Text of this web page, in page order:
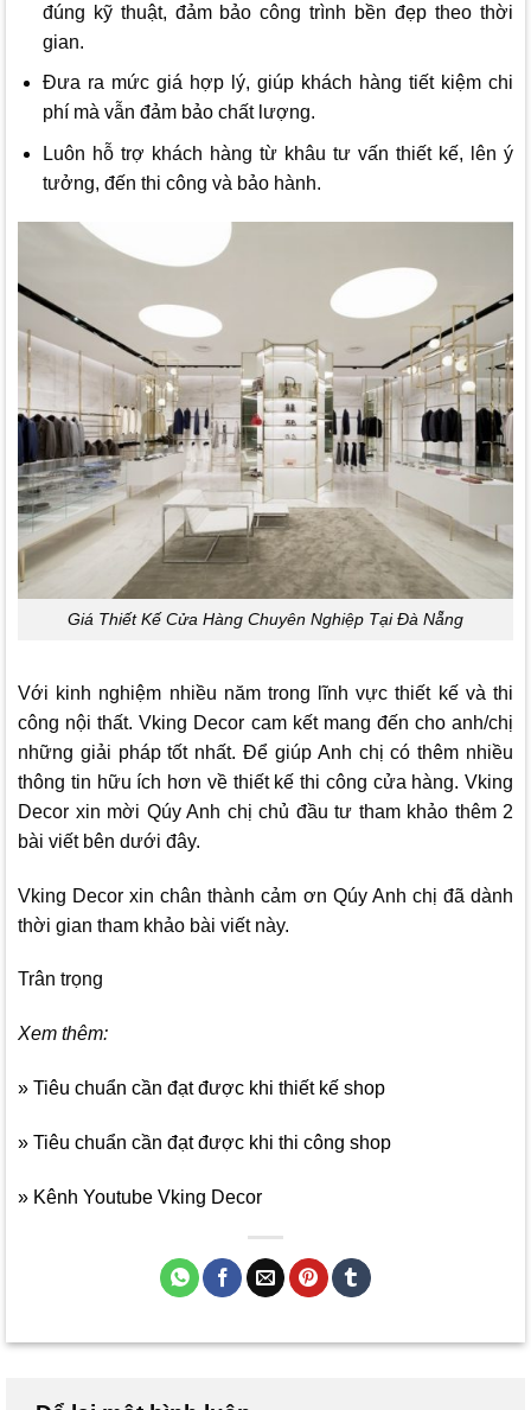
đúng kỹ thuật, đảm bảo công trình bền đẹp theo thời
gian.
Đưa ra mức giá hợp lý, giúp khách hàng tiết kiệm chi
phí mà vẫn đảm bảo chất lượng.
Luôn hỗ trợ khách hàng từ khâu tư vấn thiết kế, lên ý
tưởng, đến thi công và bảo hành.
Giá Thiết Kế Cửa Hàng Chuyên Nghiệp Tại Đà Nẵng
Với kinh nghiệm nhiều năm trong lĩnh vực thiết kế và thi
công nội thất.Vking Decor cam kết mang đến cho anh/chị
những giải pháp tốt nhất. Để giúp Anh chị có thêm nhiều
thông tin hữu ích hơn về thiết kế thi công cửa hàng. Vking
Decor xin mời Qúy Anh chị chủ đầu tư tham khảo thêm 2
bài viết bên dưới đây.
Vking Decor xin chân thành cảm ơn Qúy Anh chị đã dành
thời gian tham khảo bài viết này.
Trân trọng
Xem thêm:
» Tiêu chuẩn cần đạt được khi thiết kế shop
» Tiêu chuẩn cần đạt được khi thi công shop
» Kênh Youtube Vking Decor